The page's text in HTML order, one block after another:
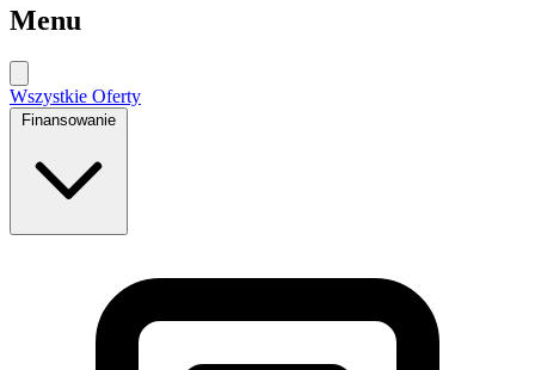
Menu
Wszystkie Oferty
Finansowanie